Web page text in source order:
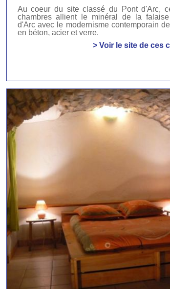
Au coeur du site classé du Pont d'Arc,
chambres allient le minéral de la
d'Arc avec le modernisme contemporain
en béton, acier et verre.
> Voir le site de ces